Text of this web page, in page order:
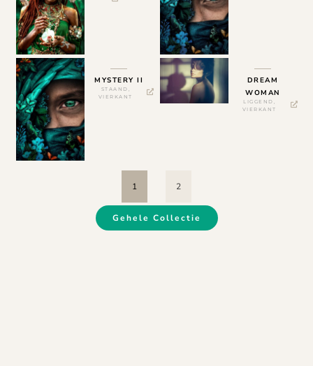
MYSTERY II
STAAND ,
VIERKANT
DREAM
WOMAN
LIGGEND ,
VIERKANT
1 2
Gehele Collectie